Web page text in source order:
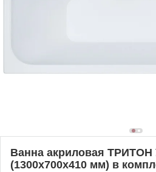
Ванна акриловая ТРИТОН
(1300x700х410 мм) в